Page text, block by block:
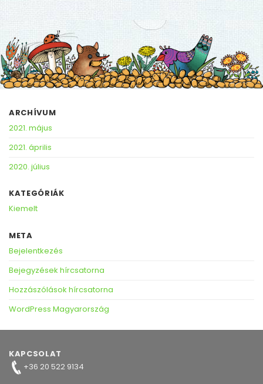
ARCHÍVUM
2021. május
2021. április
2020. július
KATEGÓRIÁK
Kiemelt
META
Bejelentkezés
Bejegyzések hírcsatorna
Hozzászólások hírcsatorna
WordPress Magyarország
KAPCSOLAT
+36 20 522 9134